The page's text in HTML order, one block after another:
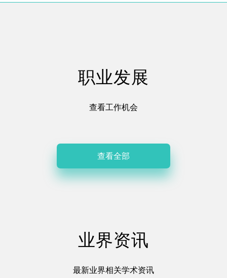
职业发展
查看工作机会
查看全部
业界资讯
最新业界相关学术资讯